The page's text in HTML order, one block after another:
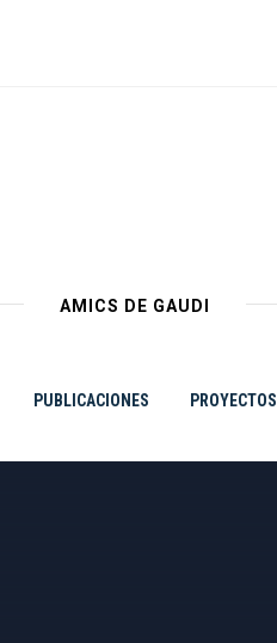
AMICS DE GAUDI
PUBLICACIONES PROYECTOS